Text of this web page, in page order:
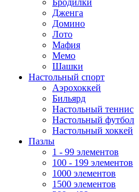
Бродилки
Дженга
Домино
Лото
Мафия
Мемо
Шашки
Настольный спорт
Аэрохоккей
Бильярд
Настольный теннис
Настольный футбол
Настольный хоккей
Пазлы
1 - 99 элементов
100 - 199 элементов
1000 элементов
1500 элементов